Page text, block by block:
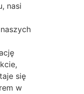
nasi
się
w